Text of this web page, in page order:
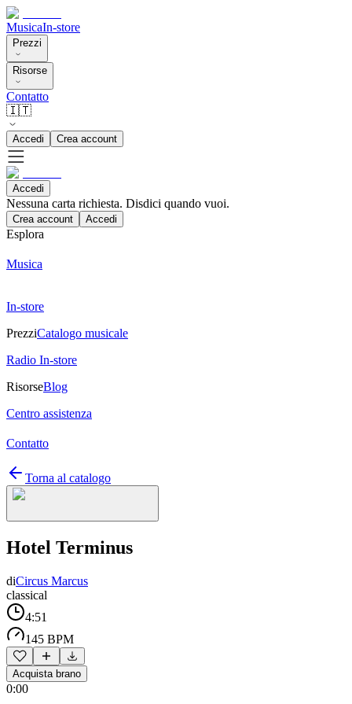
MusicaIn-store
Prezzi
Risorse
Contatto
🇮🇹
Accedi Crea account
Accedi
Nessuna carta richiesta. Disdici quando vuoi.
Crea account Accedi
Esplora
Musica
In-store
PrezziCatalogo musicale
Radio In-store
RisorseBlog
Centro assistenza
Contatto
Torna al catalogo
Hotel Terminus
diCircus Marcus
classical
4:51
145 BPM
Acquista brano
0:00